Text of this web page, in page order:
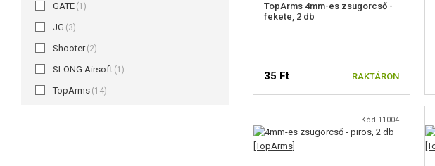
GATE (1)
JG (3)
Shooter (2)
SLONG Airsoft (1)
TopArms (14)
TopArms 4mm-es zsugorcső -
fekete, 2 db
35 Ft RAKTÁRON
Kód 11004